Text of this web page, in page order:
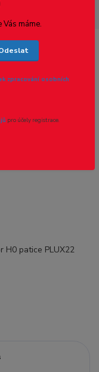
H0 patice PLUX22
Vás máme.
zpracování osobních
pro účely registrace.